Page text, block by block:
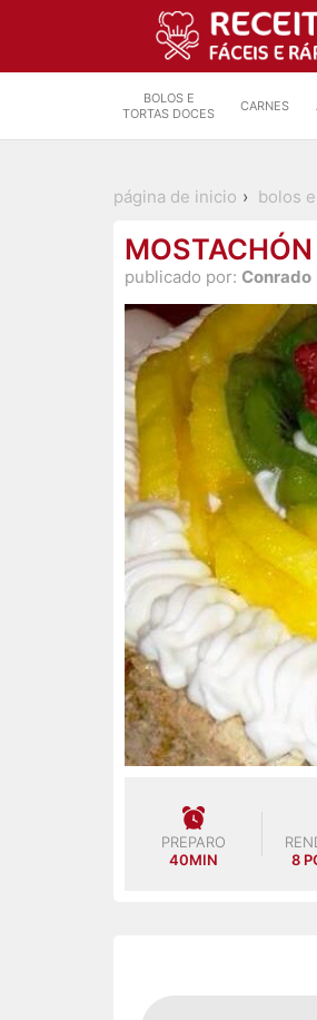
BOLOS E
TORTAS DOCES
CARNES
página de inicio bolos
publicado por: Conrado
PREPARO
40MIN
8